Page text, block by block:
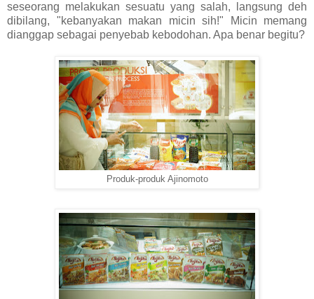
seseorang melakukan sesuatu yang salah, langsung deh
dibilang, "kebanyakan makan micin sih!" Micin memang
dianggap sebagai penyebab kebodohan. Apa benar begitu?
Produk-produk Ajinomoto